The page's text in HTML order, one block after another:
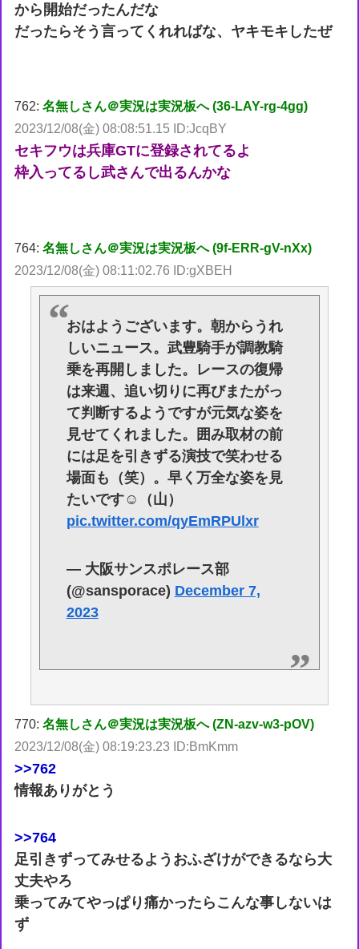
から開始だったんだな
だったらそう言ってくれればな、ヤキモキしたぜ
762:名無しさん＠実況は実況板へ (36-LAY-rg-4gg)
2023/12/08(金) 08:08:51.15 ID:JcqBY
セキフウは兵庫GTに登録されてるよ
枠入ってるし武さんで出るんかな
764:名無しさん＠実況は実況板へ (9f-ERR-gV-nXx)
2023/12/08(金) 08:11:02.76 ID:gXBEH
おはようございます。朝からうれ
しいニュース。武豊騎手が調教騎
乗を再開しました。レースの復帰
は来週、追い切りに再びまたがっ
て判断するようですが元気な姿を
見せてくれました。囲み取材の前
には足を引きずる演技で笑わせる
場面も（笑）。早く万全な姿を見
たいです☺️（山）
pic.twitter.com/qyEmRPUlxr
— 大阪サンスポレース部
(@sansporace) December 7,
2023
770:名無しさん＠実況は実況板へ (ZN-azv-w3-pOV)
2023/12/08(金) 08:19:23.23 ID:BmKmm
>>762
情報ありがとう
>>764
足引きずってみせるようおふざけができるなら大
丈夫やろ
乗ってみてやっぱり痛かったらこんな事しないは
ず